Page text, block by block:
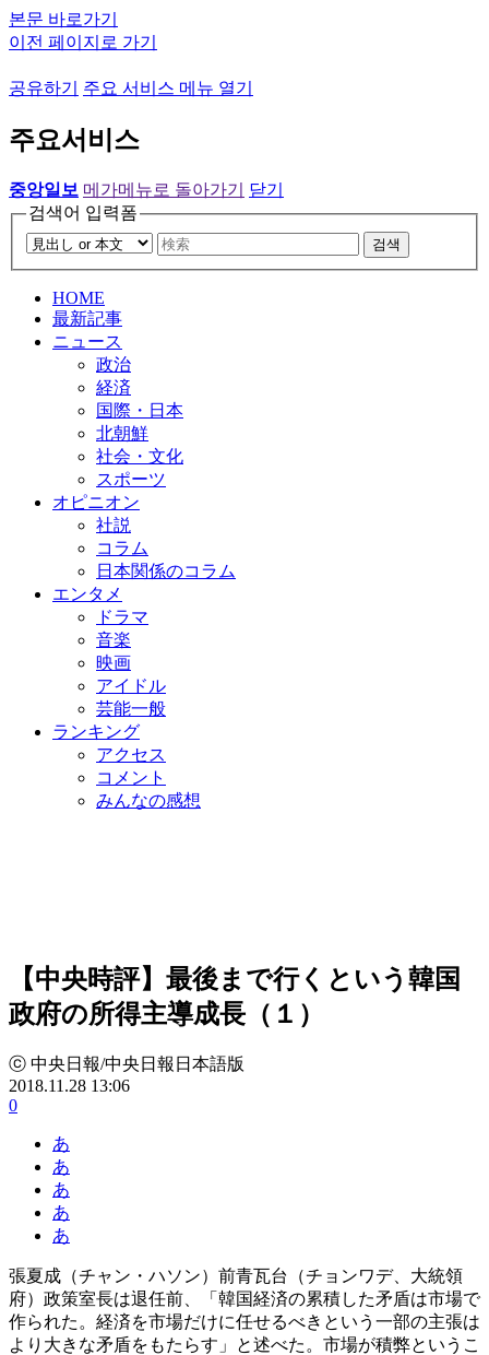
본문 바로가기
이전 페이지로 가기
공유하기 주요 서비스 메뉴 열기
주요서비스
중앙일보 메가메뉴로 돌아가기
닫기
검색어 입력폼
검색
HOME
最新記事
ニュース
政治
経済
国際・日本
北朝鮮
社会・文化
スポーツ
オピニオン
社説
コラム
日本関係のコラム
エンタメ
ドラマ
音楽
映画
アイドル
芸能一般
ランキング
アクセス
コメント
みんなの感想
【中央時評】最後まで行くという韓国
政府の所得主導成長（１）
ⓒ 中央日報/中央日報日本語版
2018.11.28 13:06
0
あ
あ
あ
あ
あ
張夏成（チャン・ハソン）前青瓦台（チョンワデ、大統領
府）政策室長は退任前、「韓国経済の累積した矛盾は市場で
作られた。経済を市場だけに任せるべきという一部の主張は
より大きな矛盾をもたらす」と述べた。市場が積弊というこ